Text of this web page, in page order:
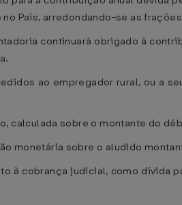
País, arredondando-se as
continuará obrigado à
ao empregador rural, ou a
calculada sobre o montante do
monetária sobre o aludido
à cobrança judicial, como dívida